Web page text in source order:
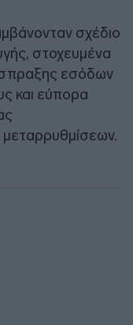
σχέδιο
στοχευμένα
εσόδων
και εύπορα